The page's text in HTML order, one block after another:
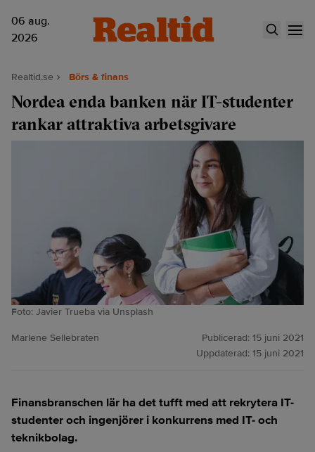
06 aug.
2026
Realtid.se Börs & finans
Nordea enda banken när IT-studenter
rankar attraktiva arbetsgivare
Foto: Javier Trueba via Unsplash
Marlene Sellebraten Publicerad: 15 juni 2021
Uppdaterad: 15 juni 2021
Finansbranschen lär ha det tufft med att rekrytera IT-
studenter och ingenjörer i konkurrens med IT- och
teknikbolag.